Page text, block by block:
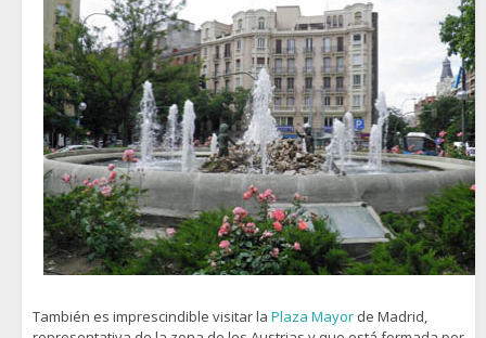
También es imprescindible visitar la Plaza Mayor de Madrid,